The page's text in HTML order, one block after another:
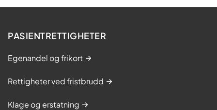
PASIENTRETTIGHETER
Egenandel og frikort
Rettigheter ved fristbrudd
Klage og erstatning